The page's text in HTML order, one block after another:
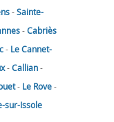
-Sainte-
-Cabriès
- Le Cannet-
-Callian-
- Le Rove-
sur-Issole